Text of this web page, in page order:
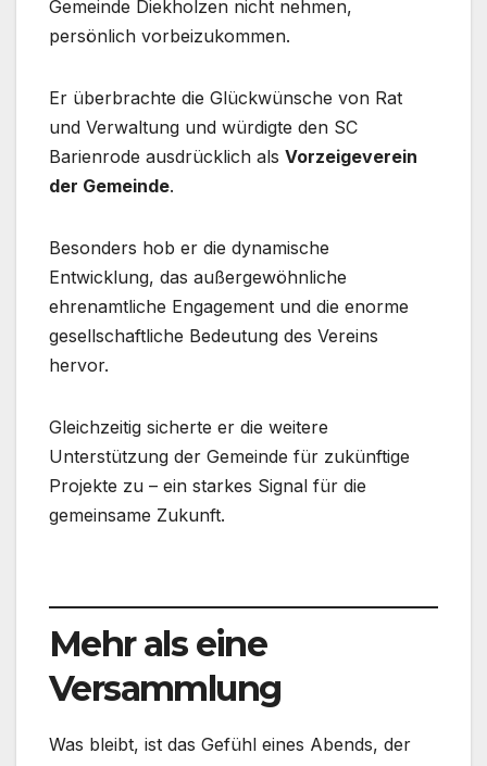
Gemeinde Diekholzen nicht nehmen,
persönlich vorbeizukommen.
Er überbrachte die Glückwünsche von Rat
und Verwaltung und würdigte den SC
Barienrode ausdrücklich als Vorzeigeverein
der Gemeinde.
Besonders hob er die dynamische
Entwicklung, das außergewöhnliche
ehrenamtliche Engagement und die enorme
gesellschaftliche Bedeutung des Vereins
hervor.
Gleichzeitig sicherte er die weitere
Unterstützung der Gemeinde für zukünftige
Projekte zu – ein starkes Signal für die
gemeinsame Zukunft.
Mehr als eine
Versammlung
Was bleibt, ist das Gefühl eines Abends, der